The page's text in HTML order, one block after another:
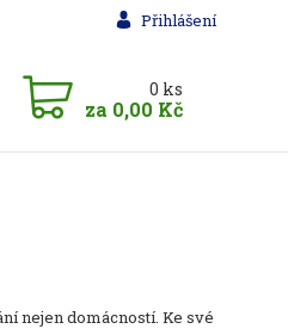
Přihlášení
0 ks
za 0,00 Kč
nejen domácností. Ke své